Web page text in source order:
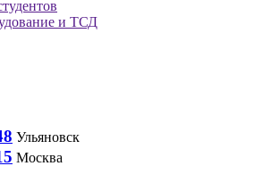
и ТСД
Ульяновск
Москва